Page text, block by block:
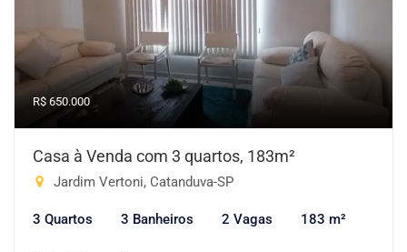
R$ 650.000
Casa à Venda com 3 quartos, 183m²
Jardim Vertoni, Catanduva-SP
3 Quartos 3 Banheiros 2 Vagas 183 m²